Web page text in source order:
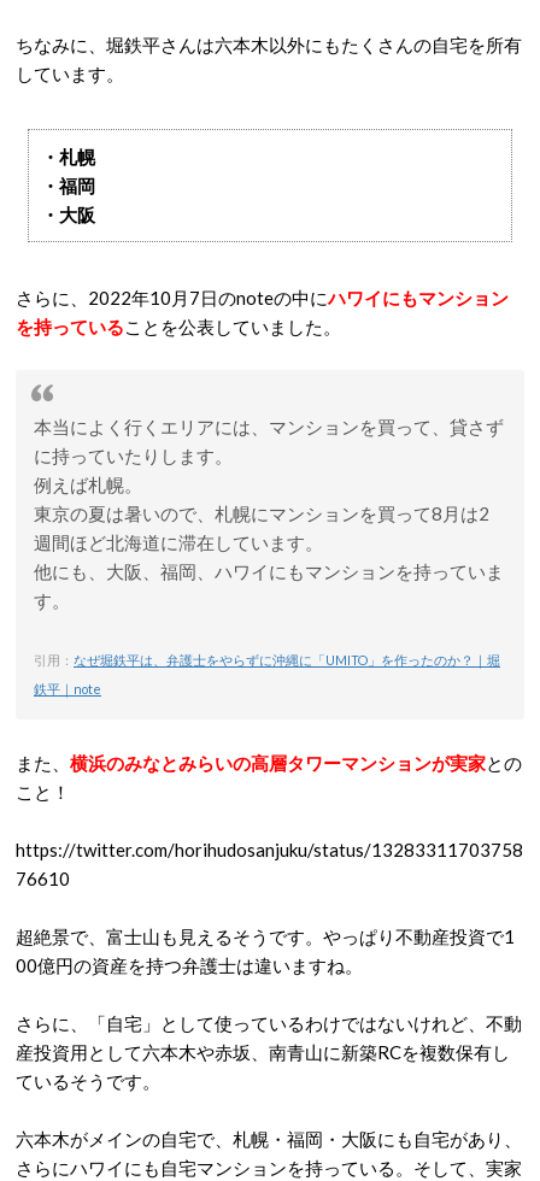
ちなみに、堀鉄平さんは六本木以外にもたくさんの自宅を所有
しています。
・札幌
・福岡
・大阪
さらに、2022年10月7日のnoteの中にハワイにもマンション
を持っていることを公表していました。
本当によく行くエリアには、マンションを買って、貸さず
に持っていたりします。
例えば札幌。
東京の夏は暑いので、札幌にマンションを買って8月は2
週間ほど北海道に滞在しています。
他にも、大阪、福岡、ハワイにもマンションを持っていま
す。
引用： なぜ堀鉄平は、弁護士をやらずに沖縄に「UMITO」を作ったのか？｜堀
鉄平｜note
また、 横浜のみなとみらいの高層タワーマンションが実家との
こと！
https://twitter.com/horihudosanjuku/status/13283311703758
76610
超絶景で、富士山も見えるそうです。やっぱり不動産投資で1
00億円の資産を持つ弁護士は違いますね。
さらに、「自宅」として使っているわけではないけれど、不動
産投資用として六本木や赤坂、南青山に新築RCを複数保有し
ているそうです。
六本木がメインの自宅で、札幌・福岡・大阪にも自宅があり、
さらにハワイにも自宅マンションを持っている。そして、実家